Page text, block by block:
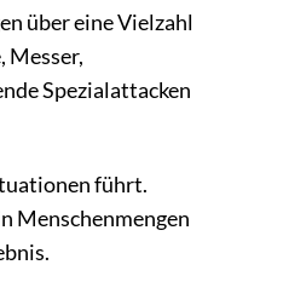
über eine Vielzahl
Messer,
Spezialattacken
führt.
Menschenmengen